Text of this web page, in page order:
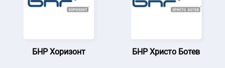
БНР Хоризонт БНР Христо Ботев